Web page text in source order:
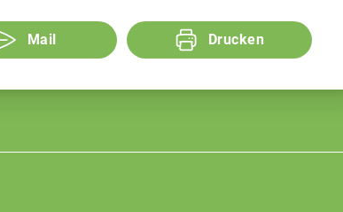
Mail Drucken